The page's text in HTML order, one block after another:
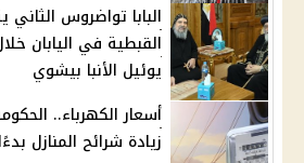
البابا تواضروس
القبطية في اليابان
يوئيل الأنبا بيشوي
أسعار الكهرباء..
زيادة شرائح المنازل